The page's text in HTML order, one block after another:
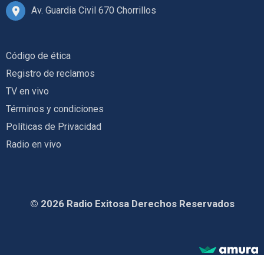
Av. Guardia Civil 670 Chorrillos
Código de ética
Registro de reclamos
TV en vivo
Términos y condiciones
Políticas de Privacidad
Radio en vivo
© 2026 Radio Exitosa Derechos Reservados